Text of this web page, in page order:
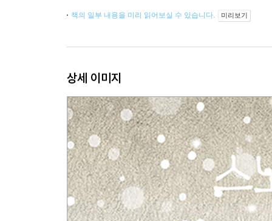
책의 일부 내용을 미리 읽어보실 수 있습니다. 미리보기
상세 이미지